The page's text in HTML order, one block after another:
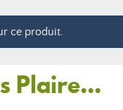
ce produit.
Plaire...